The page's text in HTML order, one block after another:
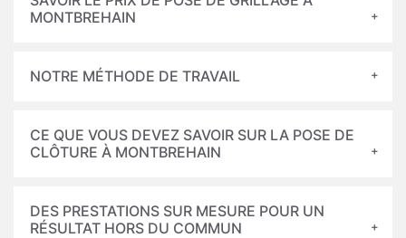
MONTBREHAIN
NOTRE MÉTHODE DE TRAVAIL
CE QUE VOUS DEVEZ SAVOIR SUR LA POSE DE
CLÔTURE À MONTBREHAIN
DES PRESTATIONS SUR MESURE POUR UN
RÉSULTAT HORS DU COMMUN